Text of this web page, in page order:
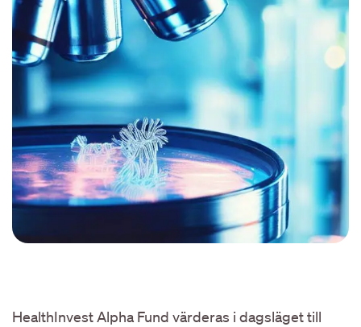
HealthInvest Alpha Fund värderas i dagsläget till